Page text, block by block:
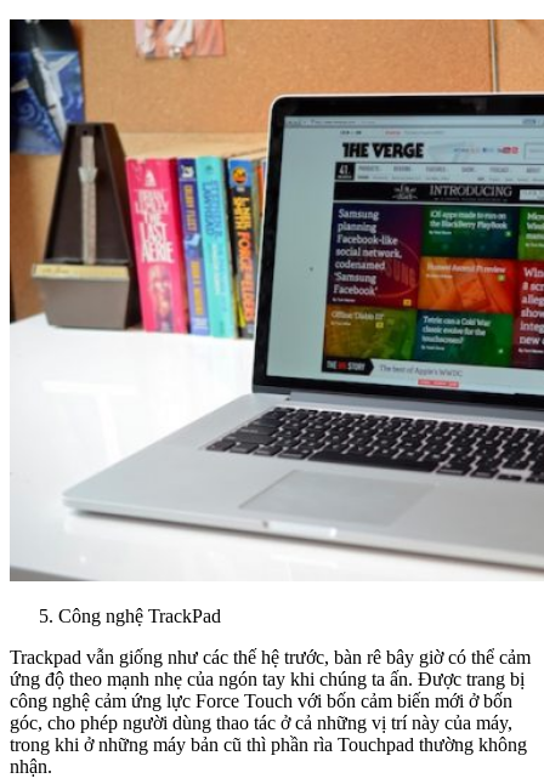
Công nghệ TrackPad
Trackpad vẫn giống như các thế hệ trước, bàn rê bây giờ có thể cảm
ứng độ theo mạnh nhẹ của ngón tay khi chúng ta ấn. Được trang bị
công nghệ cảm ứng lực Force Touch với bốn cảm biến mới ở bốn
góc, cho phép người dùng thao tác ở cả những vị trí này của máy,
trong khi ở những máy bản cũ thì phần rìa Touchpad thường không
nhận.